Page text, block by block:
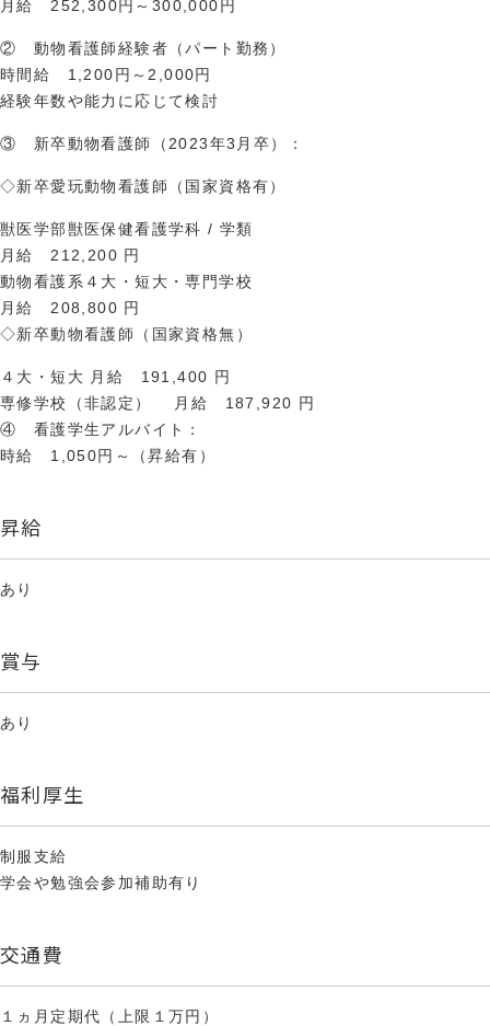
月給 252,300円～300,000円
② 動物看護師経験者（パート勤務）
時間給 1,200円～2,000円
経験年数や能力に応じて検討
③ 新卒動物看護師（2023年3月卒）：
◇新卒愛玩動物看護師（国家資格有）
獣医学部獣医保健看護学科 / 学類
月給 212,200 円
動物看護系４大・短大・専門学校
月給 208,800 円
◇新卒動物看護師（国家資格無）
４大・短大 月給 191,400 円
専修学校（非認定） 月給 187,920 円
④ 看護学生アルバイト：
時給 1,050円～（昇給有）
昇給
あり
賞与
あり
福利厚生
制服支給
学会や勉強会参加補助有り
交通費
１ヵ月定期代（上限１万円）